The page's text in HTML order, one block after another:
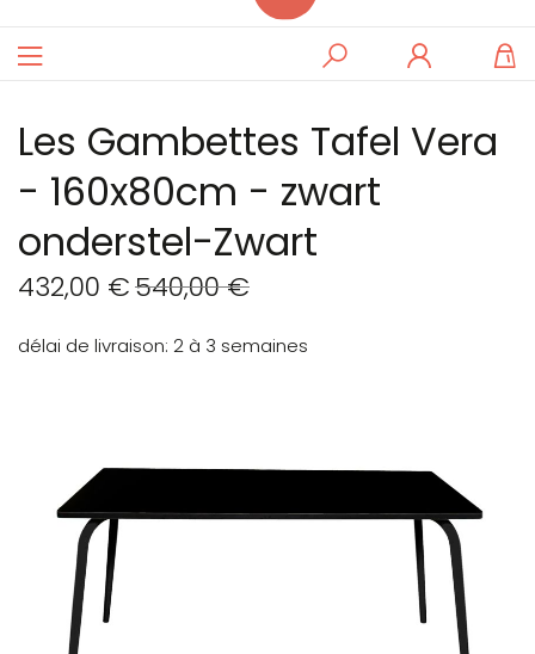
Basculer
Rechercher
Les Gambettes Tafel Vera
- 160x80cm - zwart
onderstel-Zwart
432,00 €540,00 €
délai de livraison 2 à 3 semaines
images
gallery